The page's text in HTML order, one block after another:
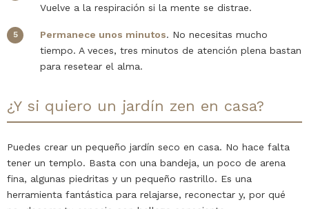
Vuelve a la respiración si la mente se distrae.
Permanece unos minutos. No necesitas mucho
tiempo. A veces, tres minutos de atención plena bastan
para resetear el alma.
¿Y si quiero un jardín zen en casa?
Puedes crear un pequeño jardín seco en casa. No hace falta
tener un templo. Basta con una bandeja, un poco de arena
fina, algunas piedritas y un pequeño rastrillo. Es una
herramienta fantástica para relajarse, reconectar y, por qué